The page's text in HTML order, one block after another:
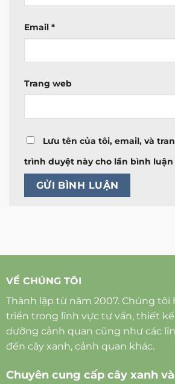
Email *
Trang web
Lưu tên của tôi, email, và
trình duyệt này cho lần bình
VỀ CHÚNG TÔI
Thành lập từ năm 2007. Chúng tôi
triển trong lĩnh vực tư vấn, thiết
dưỡng cảnh quan cũng như các
đến cây xanh, cảnh quan khác.
Chuyên cung cấp cây xanh